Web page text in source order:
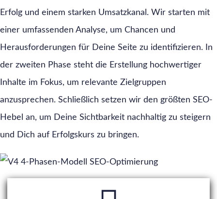
Erfolg und einem starken Umsatzkanal. Wir starten mit
einer umfassenden Analyse, um Chancen und
Herausforderungen für Deine Seite zu identifizieren. In
der zweiten Phase steht die Erstellung hochwertiger
Inhalte im Fokus, um relevante Zielgruppen
anzusprechen. Schließlich setzen wir den größten SEO-
Hebel an, um Deine Sichtbarkeit nachhaltig zu steigern
und Dich auf Erfolgskurs zu bringen.